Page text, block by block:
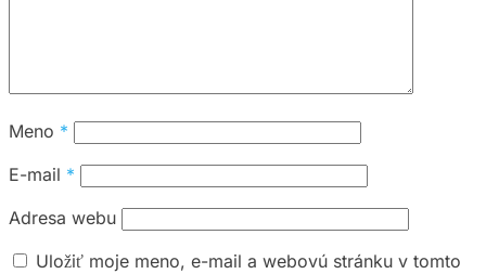
Meno *
E-mail *
Adresa webu
Uložiť moje meno, e-mail a webovú stránku v tomto